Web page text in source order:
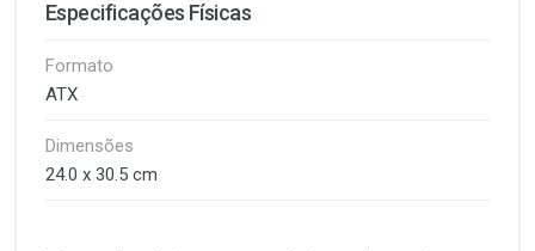
Especificações Físicas
Formato
ATX
Dimensões
24.0 x 30.5 cm